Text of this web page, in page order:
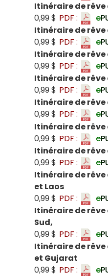
Itinéraire de
0,99 $ PDF : e
Itinéraire de
0,99 $ PDF : e
Itinéraire de
0,99 $ PDF : e
Itinéraire de rêve
0,99 $ PDF : e
Itinéraire de
0,99 $ PDF : e
Itinéraire de rêve
0,99 $ PDF : e
Itinéraire de
0,99 $ PDF : e
Itinéraire de
et Laos
0,99 $ PDF : e
Itinéraire de rêve
Sud,
0,99 $ PDF : e
Itinéraire de
et Gujarat
0,99 $ PDF : e